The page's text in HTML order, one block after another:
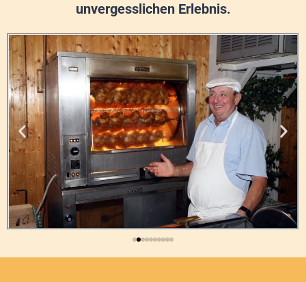
unvergesslichen Erlebnis.